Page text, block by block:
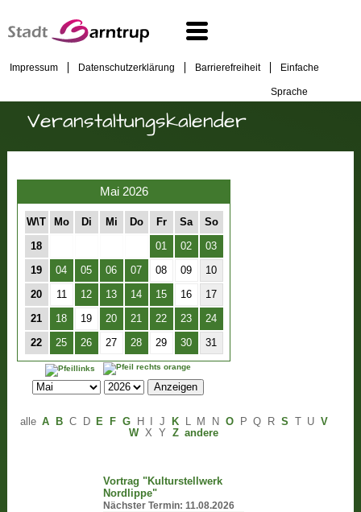
Impressum Datenschutzerklärung Barrierefreiheit Einfache
Sprache
Veranstaltungskalender
Mai 2026
W\T Mo Di Mi Do Fr Sa So
18 01 02 03
19 04 05 06 07 08 09 10
20 11 12 13 14 15 16 17
21 18 19 20 21 22 23 24
22 25 26 27 28 29 30 31
alle A B C D E F G H J K L M N O P Q R S U V
W X Y Z andere
Vortrag "Kulturstellwerk
Nordlippe"
Nächster Termin:11.08.2026